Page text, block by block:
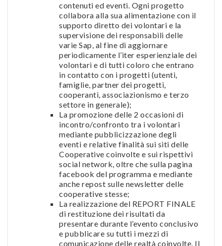
contenuti ed eventi. Ogni progetto
collabora alla sua alimentazione con il
supporto diretto dei volontari e la
supervisione dei responsabili delle
varie Sap, al fine di aggiornare
periodicamente l’iter esperienziale dei
volontari e di tutti coloro che entrano
in contatto con i progetti (utenti,
famiglie, partner dei progetti,
cooperanti, associazionismo e terzo
settore in generale);
La promozione delle 2 occasioni di
incontro/confronto tra i volontari
mediante pubblicizzazione degli
eventi e relative finalità sui siti delle
Cooperative coinvolte e sui rispettivi
social network, oltre che sulla pagina
facebook del programma e mediante
anche repost sulle newsletter delle
cooperative stesse;
La realizzazione del REPORT FINALE
di restituzione dei risultati da
presentare durante l’evento conclusivo
e pubblicare su tutti i mezzi di
comunicazione delle realtà coinvolte. Il